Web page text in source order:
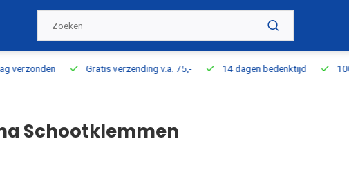
v.a. 75,- 14 dagen bedenktijd 100% direct uit voorraad leverbaar
Schootklemmen